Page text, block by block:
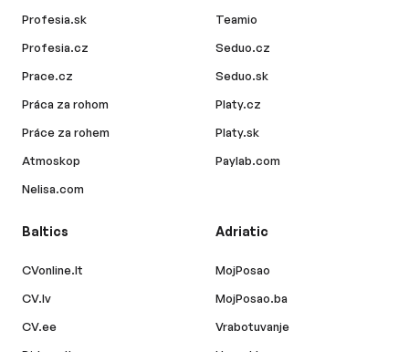
Profesia.sk
Profesia.cz
Prace.cz
Práca za rohom
Práce za rohem
Atmoskop
Nelisa.com
Teamio
Seduo.cz
Seduo.sk
Platy.cz
Platy.sk
Paylab.com
Baltics
CVonline.lt
CV.lv
CV.ee
Adriatic
MojPosao
MojPosao.ba
Vrabotuvanje